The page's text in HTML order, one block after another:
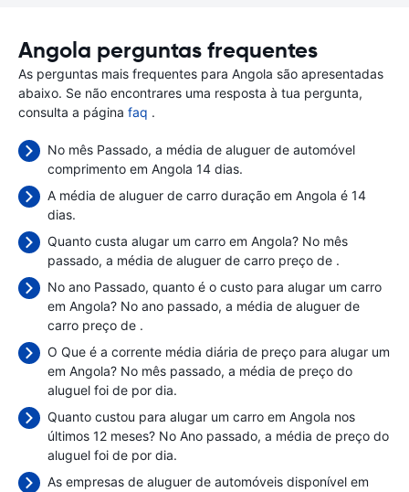
Angola perguntas frequentes
As perguntas mais frequentes para Angola são apresentadas
abaixo. Se não encontrares uma resposta à tua pergunta,
consulta a página faq .
No mês Passado, a média de aluguer de automóvel
comprimento em Angola 14 dias.
A média de aluguer de carro duração em Angola é 14
dias.
Quanto custa alugar um carro em Angola? No mês
passado, a média de aluguer de carro preço de .
No ano Passado, quanto é o custo para alugar um carro
em Angola? No ano passado, a média de aluguer de
carro preço de .
O Que é a corrente média diária de preço para alugar um
em Angola? No mês passado, a média de preço do
aluguel foi de por dia.
Quanto custou para alugar um carro em Angola nos
últimos 12 meses? No Ano passado, a média de preço do
aluguel foi de por dia.
As empresas de aluguer de automóveis disponível em